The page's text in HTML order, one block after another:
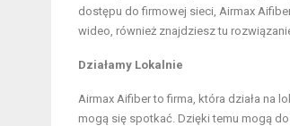
dostępu do firmowej sieci, Airmax
wideo, również znajdziesz tu
Działamy Lokalnie
Airmax Aifiber to firma, która działa na
mogą się spotkać. Dzięki temu mogą